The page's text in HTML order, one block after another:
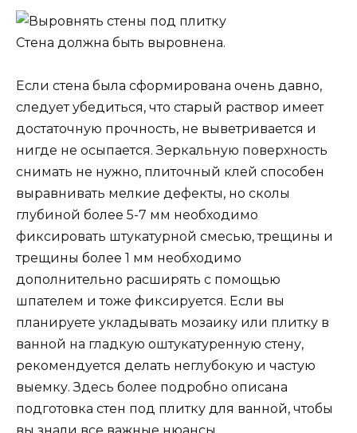
Стена должна быть выровнена.
Если стена была сформирована очень давно,
следует убедиться, что старый раствор имеет
достаточную прочность, не выветривается и
нигде не осыпается. Зеркальную поверхность
снимать не нужно, плиточный клей способен
выравнивать мелкие дефекты, но сколы
глубиной более 5-7 мм необходимо
фиксировать штукатурной смесью, трещины и
трещины более 1 мм необходимо
дополнительно расширять с помощью
шпателем и тоже фиксируется. Если вы
планируете укладывать мозаику или плитку в
ванной на гладкую оштукатуренную стену,
рекомендуется делать неглубокую и частую
выемку. Здесь более подробно описана
подготовка стен под плитку для ванной, чтобы